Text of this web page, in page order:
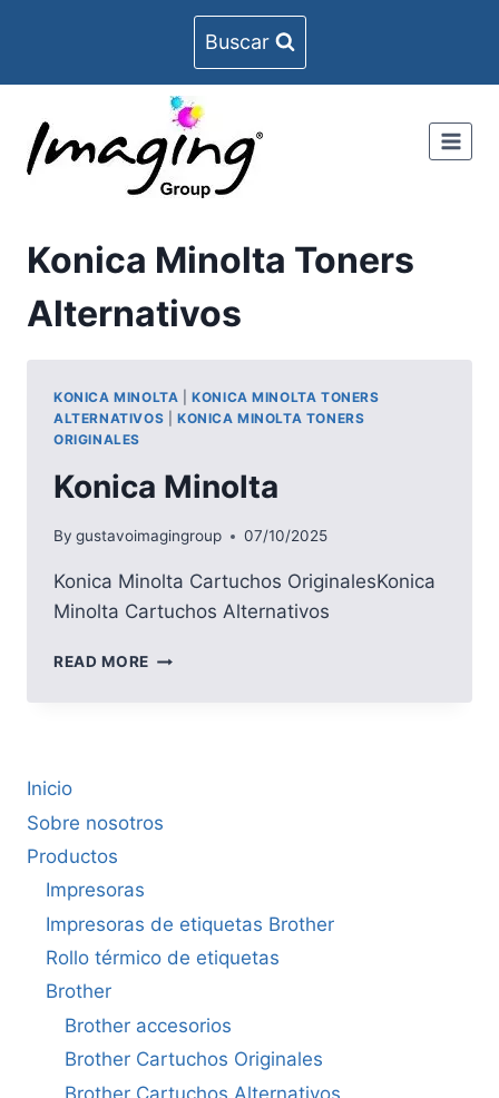
Buscar
Konica Minolta Toners
Alternativos
KONICA MINOLTA |KONICA MINOLTA TONERS
ALTERNATIVOS
KONICA MINOLTA TONERS
ORIGINALES
Konica Minolta
By gustavoimagingroup 07/10/2025
Konica Minolta Cartuchos OriginalesKonica
Minolta Cartuchos Alternativos
READ MORE KONICA
Inicio
Sobre nosotros
Productos
Impresoras
Impresoras de etiquetas Brother
Rollo térmico de etiquetas
Brother
Brother accesorios
Brother Cartuchos Originales
Brother Cartuchos Alternativos